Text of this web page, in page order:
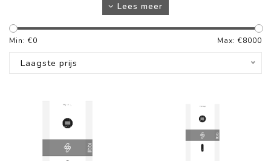
Lees meer
Min: €0 Max: €8000
Laagste prijs